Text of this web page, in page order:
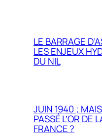
LE BARRAGE
LES ENJEUX
DU NIL
JUIN 1940 ;
PASSÉ L’OR DE
FRANCE ?